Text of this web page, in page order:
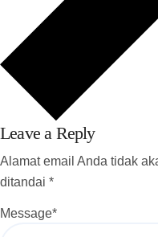
Leave a Reply
Alamat email Anda tidak
ditandai *
Message*